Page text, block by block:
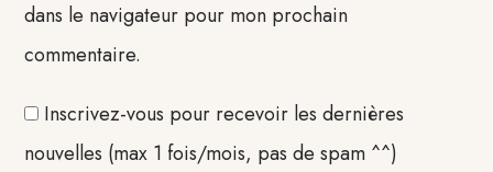
dans le navigateur pour mon prochain
commentaire.
Inscrivez-vous pour recevoir les dernières
nouvelles (max 1 fois/mois, pas de spam ^^)